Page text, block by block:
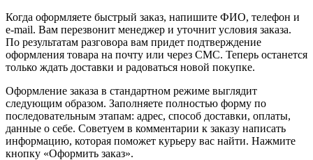
Когда оформляете быстрый заказ, напишите ФИО, телефон и
e-mail. Вам перезвонит менеджер и уточнит условия заказа.
По результатам разговора вам придет подтверждение
оформления товара на почту или через СМС. Теперь останется
только ждать доставки и радоваться новой покупке.
Оформление заказа в стандартном режиме выглядит
следующим образом. Заполняете полностью форму по
последовательным этапам: адрес, способ доставки, оплаты,
данные о себе. Советуем в комментарии к заказу написать
информацию, которая поможет курьеру вас найти. Нажмите
кнопку «Оформить заказ».